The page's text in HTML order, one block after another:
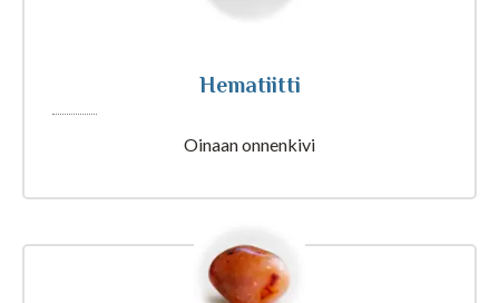
Hematiitti
Oinaan onnenkivi